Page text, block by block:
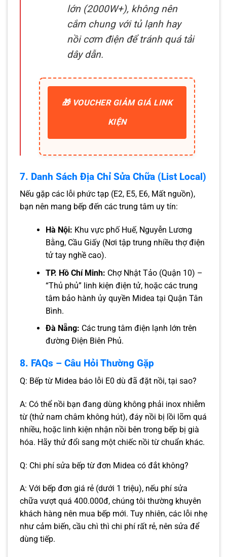
lớn (2000W+), không nên
cắm chung với tủ lạnh hay
nồi cơm điện để tránh quá tải
dây dẫn.
🎁 VOUCHER GIẢM GIÁ LINK
KIỆN
7. Danh Sách Địa Chỉ Sửa Chữa (List Local)
Nếu gặp các lỗi phức tạp (E2, E5, E6, Mất nguồn),
bạn nên mang bếp đến các trung tâm uy tín:
Hà Nội: Khu vực phố Huế, Nguyễn Lương
Bằng, Cầu Giấy (Nơi tập trung nhiều thợ điện
tử tay nghề cao).
TP. Hồ Chí Minh: Chợ Nhật Tảo (Quận 10) –
“Thủ phủ” linh kiện điện tử, hoặc các trung
tâm bảo hành ủy quyền Midea tại Quận Tân
Bình.
Đà Nẵng: Các trung tâm điện lạnh lớn trên
đường Điện Biên Phủ.
8. FAQs – Câu Hỏi Thường Gặp
Q: Bếp từ Midea báo lỗi E0 dù đã đặt nồi, tại sao?
A: Có thể nồi bạn đang dùng không phải inox nhiễm
từ (thử nam châm không hút), đáy nồi bị lồi lõm quá
nhiều, hoặc linh kiện nhận nồi bên trong bếp bị già
hóa. Hãy thử đổi sang một chiếc nồi từ chuẩn khác.
Q: Chi phí sửa bếp từ đơn Midea có đắt không?
A: Với bếp đơn giá rẻ (dưới 1 triệu), nếu phí sửa
chữa vượt quá 400.000đ, chúng tôi thường khuyên
khách hàng nên mua bếp mới. Tuy nhiên, các lỗi nhẹ
như cảm biến, cầu chì thì chi phí rất rẻ, nên sửa để
dùng tiếp.